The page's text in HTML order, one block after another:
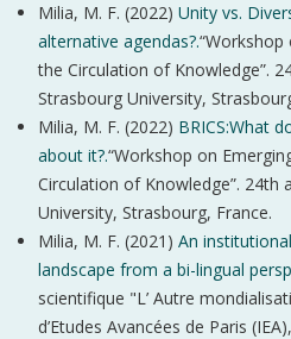
Milia, M. F. (2022) Unity vs.
alternative agendas?.“Workshop
the Circulation of Knowledge”.
Strasbourg University,
Milia, M. F. (2022) BRICS:What
about it?.“Workshop on
Circulation of Knowledge”. 24th
University, Strasbourg, France.
Milia, M. F. (2021) An
landscape from a bi-lingual
scientifique "L’ Autre
d’Etudes Avancées de Paris